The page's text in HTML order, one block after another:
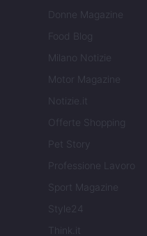
Donne Magazine
Food Blog
Milano Notizie
Motor Magazine
Notizie.it
Offerte Shopping
Pet Story
Professione Lavoro
Sport Magazine
Style24
Think.it